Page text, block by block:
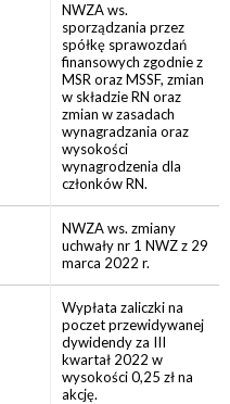
NWZA ws.
sporządzania przez
spółkę sprawozdań
finansowych zgodnie z
MSR oraz MSSF, zmian
w składzie RN oraz
zmian w zasadach
wynagradzania oraz
wysokości
wynagrodzenia dla
członków RN.
NWZA ws. zmiany
uchwały nr 1 NWZ z 29
marca 2022 r.
Wypłata zaliczki na
poczet przewidywanej
dywidendy za III
kwartał 2022 w
wysokości 0,25 zł na
akcję.